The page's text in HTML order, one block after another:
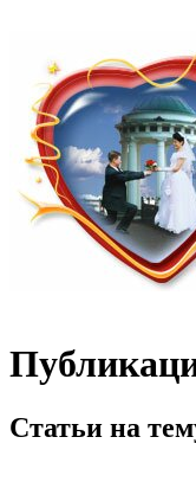
Статьи на